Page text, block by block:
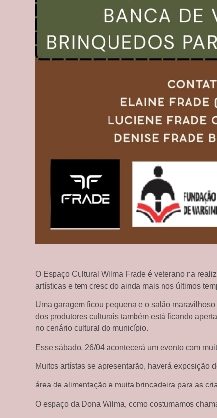
O Espaço Cultural Wilma Frade é veterano na
artísticas e tem crescido ainda mais nos últimos
Uma garagem ficou pequena e o salão
dos produtores culturais também está ficando
no cenário cultural do município.
Esse sábado, 26/04 acontecerá um evento com
Muitos artístas se apresentarão, haverá exposição
área de alimentação e muita brincadeira para as
O espaço da Dona Wilma, como costumamos